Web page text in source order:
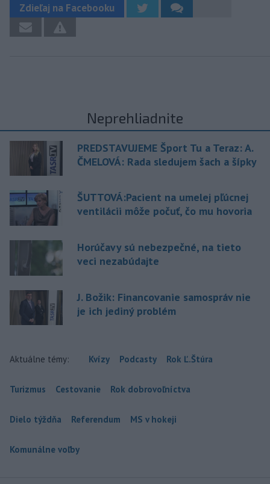
Zdieľaj na Facebooku
Neprehliadnite
PREDSTAVUJEME Šport Tu a Teraz: A.
ČMELOVÁ: Rada sledujem šach a šípky
ŠUTTOVÁ:Pacient na umelej pľúcnej
ventilácii môže počuť, čo mu hovoria
Horúčavy sú nebezpečné, na tieto
veci nezabúdajte
J. Božik: Financovanie samospráv nie
je ich jediný problém
Aktuálne témy: Kvízy Podcasty Rok Ľ.Štúra
Turizmus Cestovanie Rok dobrovoľníctva
Dielo týždňa Referendum MS v hokeji
Komunálne voľby